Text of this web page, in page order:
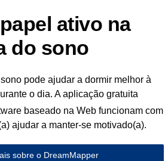
ativo na
do sono
pode ajudar a dormir melhor à
o dia. A aplicação gratuita
baseado na Web funcionam com
ajudar a manter-se motivado(a).
sobre o DreamMapper